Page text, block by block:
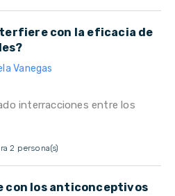
con la eficacia de
Vanegas
interracciones entre los
2 persona(s)
con los anticonceptivos